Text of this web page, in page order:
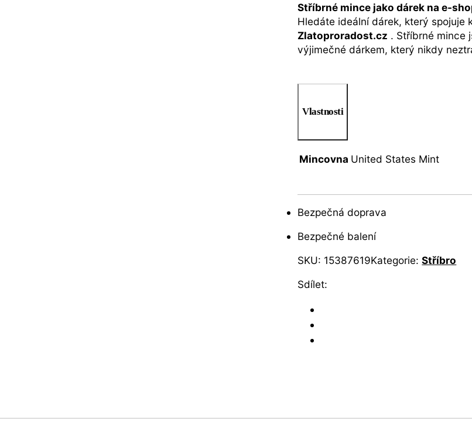
Stříbrné mince jako dárek na e-
Hledáte ideální dárek, který
Zlatoproradost.cz . Stříbrné mince
výjimečné dárkem, který nikdy
Vlastnosti
Mincovna United States Mint
Bezpečná doprava
Bezpečné balení
SKU: 15387619Kategorie:Stříbro
Sdílet: